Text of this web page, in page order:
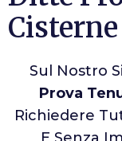
Sul Nostro
Prova
Richiedere